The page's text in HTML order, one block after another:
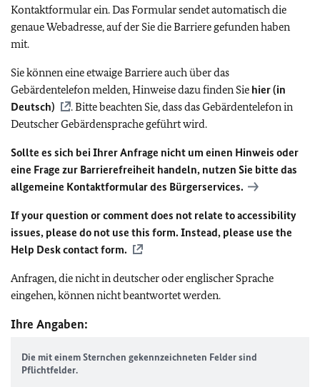
Kontaktformular ein. Das Formular sendet automatisch die
genaue Webadresse, auf der Sie die Barriere gefunden haben
mit.
Sie können eine etwaige Barriere auch über das
Gebärdentelefon melden, Hinweise dazu finden Sie hier (in
Deutsch)
. Bitte beachten Sie, dass das Gebärdentelefon in
Deutscher Gebärdensprache geführt wird.
Sollte es sich bei Ihrer Anfrage nicht um einen Hinweis oder
eine Frage zur Barrierefreiheit handeln, nutzen Sie bitte das
allgemeine Kontaktformular des Bürgerservices.
If your question or comment does not relate to accessibility
issues, please do not use this form. Instead, please use the
Help Desk contact form.
Anfragen, die nicht in deutscher oder englischer Sprache
eingehen, können nicht beantwortet werden.
Ihre Angaben:
Die mit einem Sternchen gekennzeichneten Felder sind
Pflichtfelder.